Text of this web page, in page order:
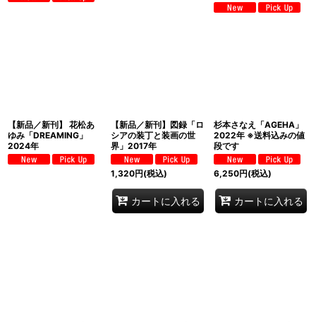
【新品／新刊】 花松あ
ゆみ「DREAMING」
2024年
【新品／新刊】図録「ロ
シアの装丁と装画の世
界」2017年
1,320円(税込)
カートに入れる
杉本さなえ「AGEHA」
2022年 ※送料込みの値
段です
6,250円(税込)
カートに入れる